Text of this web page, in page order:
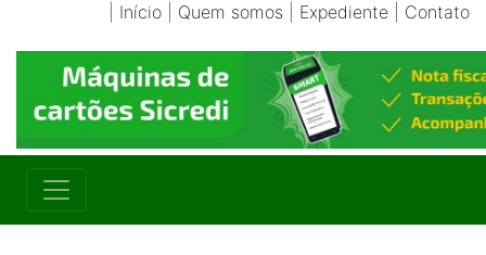
Início Quem somos Expediente Contato